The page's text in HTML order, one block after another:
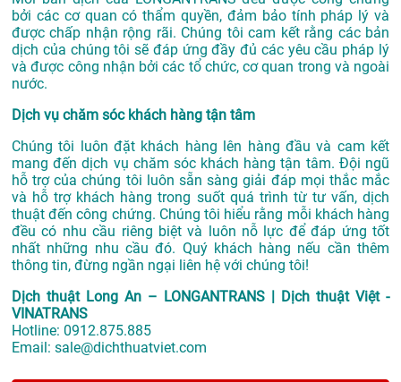
bởi các cơ quan có thẩm quyền, đảm bảo tính pháp lý và
được chấp nhận rộng rãi. Chúng tôi cam kết rằng các bản
dịch của chúng tôi sẽ đáp ứng đầy đủ các yêu cầu pháp lý
và được công nhận bởi các tổ chức, cơ quan trong và ngoài
nước.
Dịch vụ chăm sóc khách hàng tận tâm
Chúng tôi luôn đặt khách hàng lên hàng đầu và cam kết
mang đến dịch vụ chăm sóc khách hàng tận tâm. Đội ngũ
hỗ trợ của chúng tôi luôn sẵn sàng giải đáp mọi thắc mắc
và hỗ trợ khách hàng trong suốt quá trình từ tư vấn, dịch
thuật đến công chứng. Chúng tôi hiểu rằng mỗi khách hàng
đều có nhu cầu riêng biệt và luôn nỗ lực để đáp ứng tốt
nhất những nhu cầu đó. Quý khách hàng nếu cần thêm
thông tin, đừng ngần ngại liên hệ với chúng tôi!
Dịch thuật Long An – LONGANTRANS | Dịch thuật Việt -
VINATRANS
Hotline: 0912.875.885
Email: sale@dichthuatviet.com